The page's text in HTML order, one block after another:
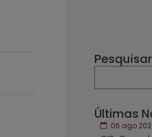
Pesquisar
Últimas
06 ago